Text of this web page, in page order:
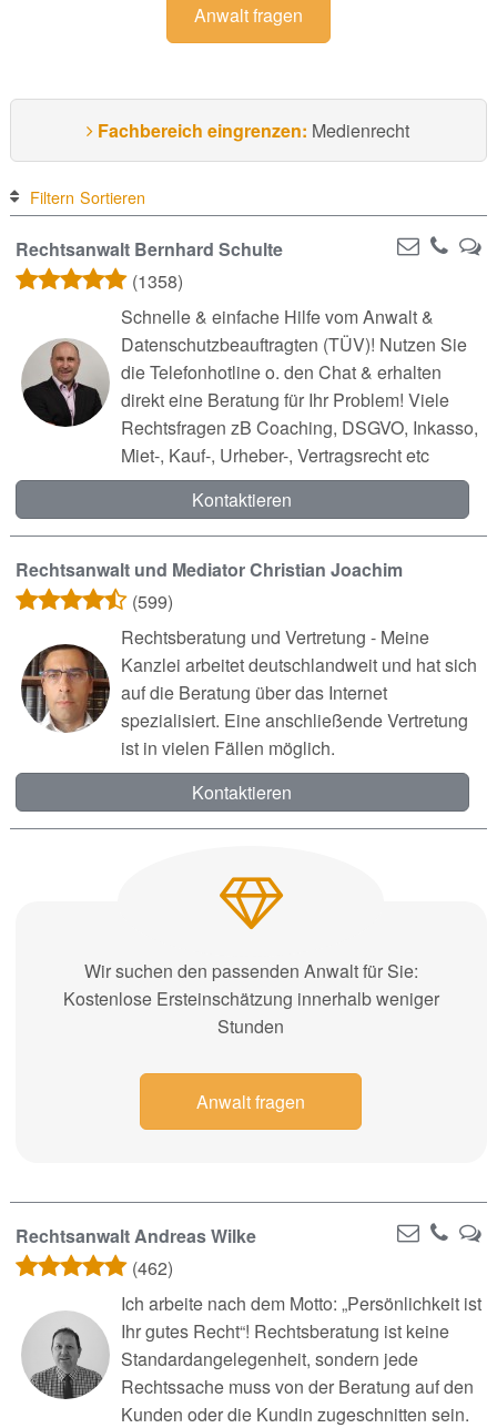
Anwalt fragen
Fachbereich eingrenzen: Medienrecht
Filtern Sortieren
Rechtsanwalt Bernhard Schulte
(1358)
Schnelle & einfache Hilfe vom Anwalt &
Datenschutzbeauftragten (TÜV)! Nutzen Sie
die Telefonhotline o. den Chat & erhalten
direkt eine Beratung für Ihr Problem! Viele
Rechtsfragen zB Coaching, DSGVO, Inkasso,
Miet-, Kauf-, Urheber-, Vertragsrecht etc
Kontaktieren
Rechtsanwalt und Mediator Christian Joachim
(599)
Rechtsberatung und Vertretung - Meine
Kanzlei arbeitet deutschlandweit und hat sich
auf die Beratung über das Internet
spezialisiert. Eine anschließende Vertretung
ist in vielen Fällen möglich.
Kontaktieren
Wir suchen den passenden Anwalt für Sie:
Kostenlose Ersteinschätzung innerhalb weniger
Stunden
Anwalt fragen
Rechtsanwalt Andreas Wilke
(462)
Ich arbeite nach dem Motto: „Persönlichkeit ist
Ihr gutes Recht“! Rechtsberatung ist keine
Standardangelegenheit, sondern jede
Rechtssache muss von der Beratung auf den
Kunden oder die Kundin zugeschnitten sein.